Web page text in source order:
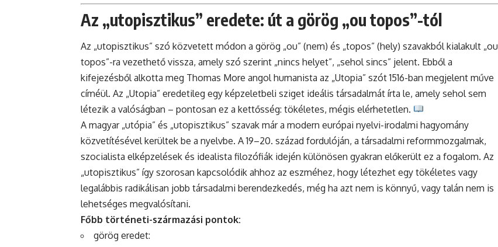
Az „utopisztikus” eredete: út a görög „ou topos”-tól
Az „utopisztikus” szó közvetett módon a görög „ou” (nem) és „topos” (hely) szavakból kialakult „ou
topos”-ra vezethető vissza, amely szó szerint „nincs helyet”, „sehol sincs” jelent. Ebből a
kifejezésből alkotta meg Thomas More angol humanista az „Utopia” szót 1516-ban megjelent műve
címéül. Az „Utopia” eredetileg egy képzeletbeli sziget ideális társadalmát írta le, amely sehol sem
létezik a valóságban – pontosan ez a kettősség: tökéletes, mégis elérhetetlen.
A magyar „utópia” és „utopisztikus” szavak már a modern európai nyelvi-irodalmi hagyomány
közvetítésével kerültek be a nyelvbe. A 19–20. század fordulóján, a társadalmi reformmozgalmak,
szocialista elképzelések és idealista filozófiák idején különösen gyakran előkerült ez a fogalom. Az
„utopisztikus” így szorosan kapcsolódik ahhoz az eszméhez, hogy létezhet egy tökéletes vagy
legalábbis radikálisan jobb társadalmi berendezkedés, még ha azt nem is könnyű, vagy talán nem is
lehetséges megvalósítani.
Főbb történeti-származási pontok:
görög eredet: